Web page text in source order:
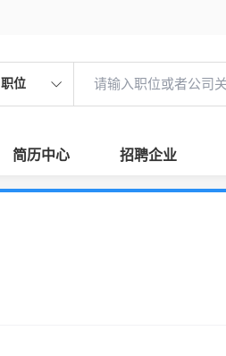
职位
简历中心 招聘企业